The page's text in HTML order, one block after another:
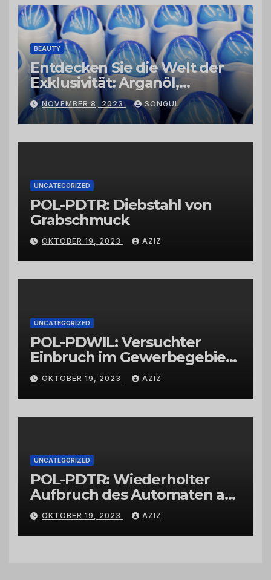
BEAUTY
Entdecken Sie die Welt der
Exklusivität: Arganöl,
Kaktusfeigenkernöl und
Schwarzkümmelöl von
vertrauenswürdigen
Großhändlern und Anbietern
NOVEMBER 8, 2023 SONGUL
UNCATEGORIZED
POL-PDTR: Diebstahl von
Grabschmuck
OKTOBER 19, 2023 AZIZ
UNCATEGORIZED
POL-PDWIL: Versuchter
Einbruch im Gewerbegebiet
Wittlich
OKTOBER 19, 2023 AZIZ
UNCATEGORIZED
POL-PDTR: Wiederholter
Aufbruch des Automaten am
Wohnmobilstellplatz in
Hermeskeil am Labachweg
OKTOBER 19, 2023 AZIZ